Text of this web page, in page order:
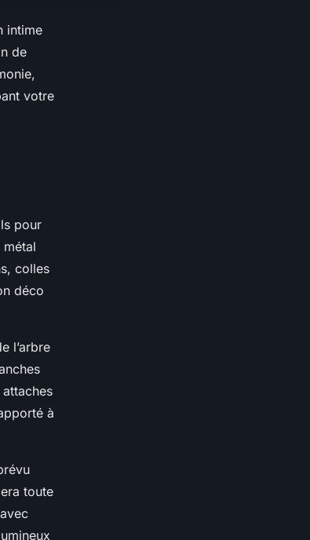
intime
de
votre
pour
colles
déco
l’arbre
à
toute